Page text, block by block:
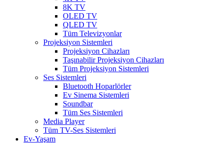
8K TV
OLED TV
QLED TV
Tüm Televizyonlar
Projeksiyon Sistemleri
Projeksiyon Cihazları
Taşınabilir Projeksiyon Cihazları
Tüm Projeksiyon Sistemleri
Ses Sistemleri
Bluetooth Hoparlörler
Ev Sinema Sistemleri
Soundbar
Tüm Ses Sistemleri
Media Player
Tüm TV-Ses Sistemleri
Ev-Yaşam